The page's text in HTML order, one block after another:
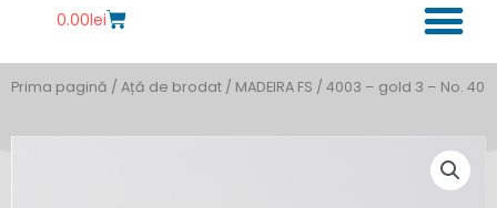
0.00leiCart
Prima pagină / Ață de brodat / MADEIRA FS / 4003 – gold 3 – No. 40